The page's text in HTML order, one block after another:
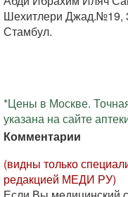
Шехитлери Джад.№19,
Стамбул.
*Цены в Москве.
указана на сайте
Комментарии
(видны только
редакцией МЕДИ РУ)